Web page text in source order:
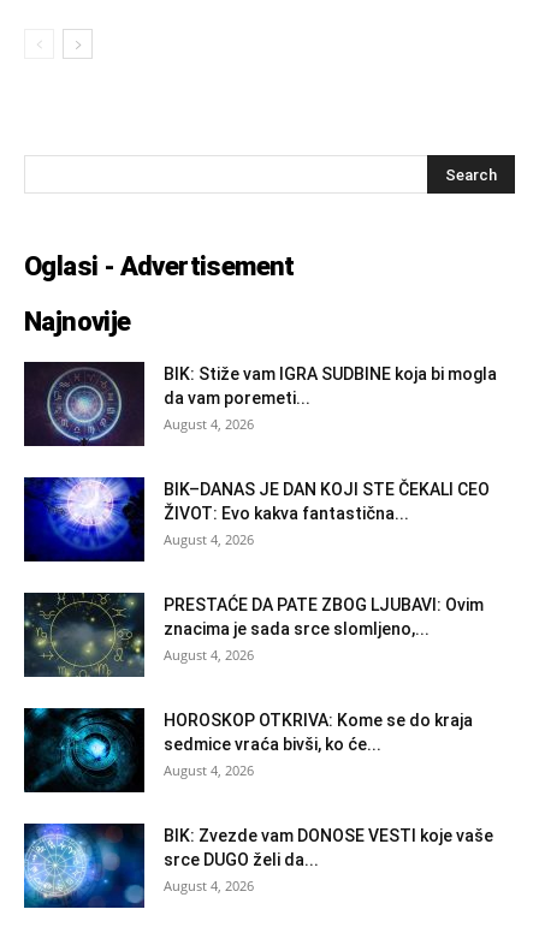
Oglasi - Advertisement
Najnovije
BIK: Stiže vam IGRA SUDBINE koja bi mogla
da vam poremeti...
August 4, 2026
BIK–DANAS JE DAN KOJI STE ČEKALI CEO
ŽIVOT: Evo kakva fantastična...
August 4, 2026
PRESTAĆE DA PATE ZBOG LJUBAVI: Ovim
znacima je sada srce slomljeno,...
August 4, 2026
HOROSKOP OTKRIVA: Kome se do kraja
sedmice vraća bivši, ko će...
August 4, 2026
BIK: Zvezde vam DONOSE VESTI koje vaše
srce DUGO želi da...
August 4, 2026